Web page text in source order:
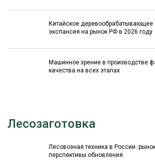
Китайское деревообрабатывающее
экспансия на рынок РФ в 2026 году
Машинное зрение в производстве
качества на всех этапах
Лесозаготовка
Лесовозная техника в России:
перспективы обновления